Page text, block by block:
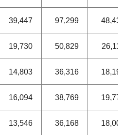
39,447 97,299
19,730 50,829
14,803 36,316
16,094 38,769
13,546 36,168